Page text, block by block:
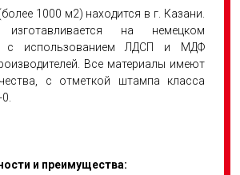
1000 м2) находится в г. Казани.
на немецком
с использованием ЛДСП и МДФ
Все материалы имеют
с отметкой штампа класса
и преимущества: